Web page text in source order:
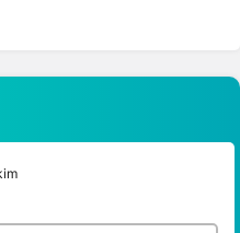
kullanarak